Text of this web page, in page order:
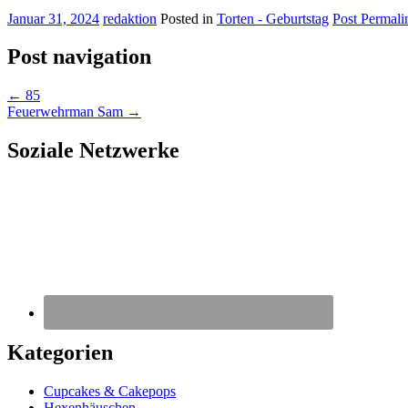
Januar 31, 2024 redaktion Posted in Torten - Geburtstag Post
Post navigation
← 85
Feuerwehrman Sam →
Soziale Netzwerke
Kategorien
Cupcakes & Cakepops